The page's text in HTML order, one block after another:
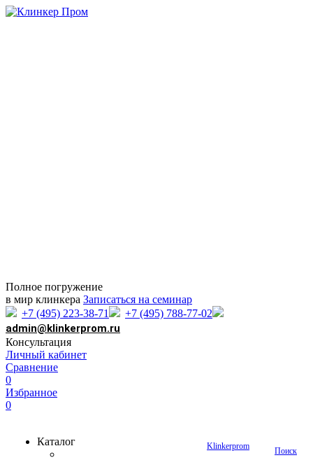
Полное погружение
в мир клинкера Записаться на семинар
+7 (495) 223-38-71
+7 (495) 788-77-02
admin@klinkerprom.ru
Консультация
Личный кабинет
Сравнение
0
Избранное
0
Поиск
Klinkerprom
Каталог